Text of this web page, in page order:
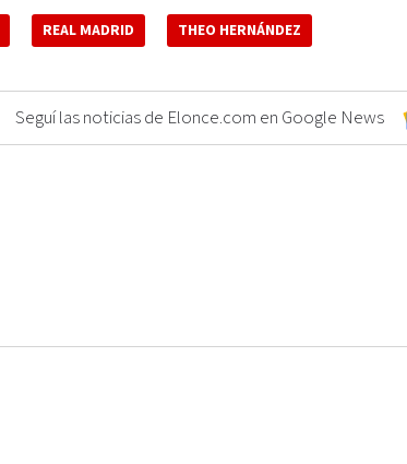
REAL MADRID THEO HERNÁNDEZ
Seguí las noticias de Elonce.com en Google News